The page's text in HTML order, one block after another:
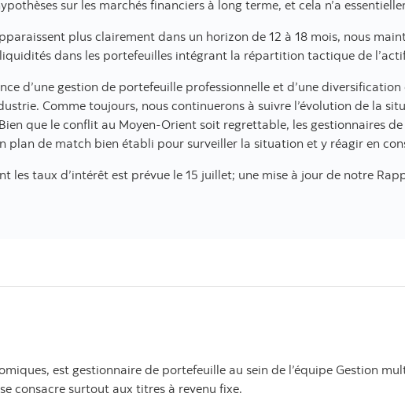
sur les marchés financiers à long terme, et cela n’a
plus clairement dans un horizon de 12 à 18 mois, nous
dans les portefeuilles intégrant la répartition tactique de
d’une gestion de portefeuille professionnelle et d’une
Comme toujours, nous continuerons à suivre l’évolution de la
que le conflit au Moyen-Orient soit regrettable, les gestionnaires
plan de match bien établi pour surveiller la situation et y réagir en
les taux d’intérêt est prévue le 15 juillet; une mise à jour de notre
est gestionnaire de portefeuille au sein de l’équipe Gestion
consacre surtout aux titres à revenu fixe.